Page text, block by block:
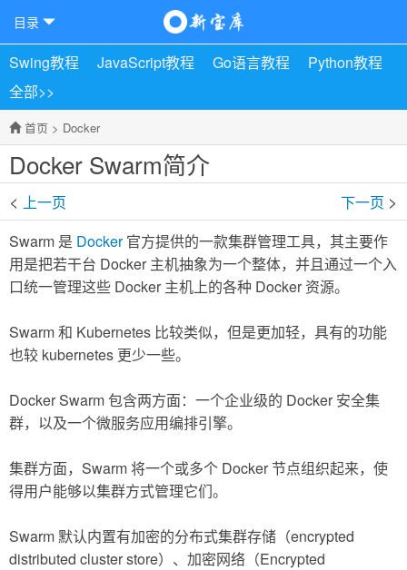
Swing教程 JavaScript教程 Go语言教程
Python教程
全部>>
目录
首页 > Docker
Docker Swarm简介
< 上一页 下一页 >
Swarm 是 Docker官方提供的一款集群管理工具，其主要作
用是把若干台 Docker 主机抽象为一个整体，并且通过一个入
口统一管理这些 Docker 主机上的各种 Docker 资源。
Swarm 和 Kubernetes 比较类似，但是更加轻，具有的功能
也较 kubernetes 更少一些。
Docker Swarm 包含两方面：一个企业级的 Docker 安全集
群，以及一个微服务应用编排引擎。
集群方面，Swarm 将一个或多个 Docker 节点组织起来，使
得用户能够以集群方式管理它们。
Swarm 默认内置有加密的分布式集群存储（encrypted
distributed cluster store）、加密网络（Encrypted